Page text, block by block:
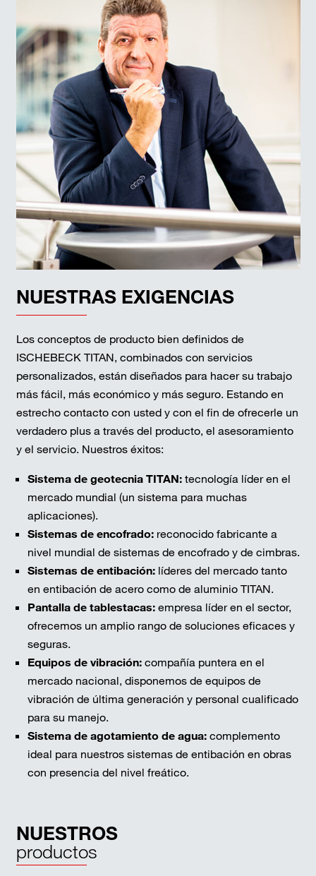
NUESTRAS EXIGENCIAS
Los conceptos de producto bien definidos de
ISCHEBECK TITAN, combinados con servicios
personalizados, están diseñados para hacer su trabajo
más fácil, más económico y más seguro. Estando en
estrecho contacto con usted y con el fin de ofrecerle un
verdadero plus a través del producto, el asesoramiento
y el servicio. Nuestros éxitos:
Sistema de geotecnia TITAN:tecnología líder en el
mercado mundial (un sistema para muchas
aplicaciones).
Sistemas de encofrado:reconocido fabricante a
nivel mundial de sistemas de encofrado y de cimbras.
Sistemas de entibación:líderes del mercado tanto
en entibación de acero como de aluminio TITAN.
Pantalla de tablestacas:empresa líder en el sector,
ofrecemos un amplio rango de soluciones eficaces y
seguras.
Equipos de vibración:compañía puntera en el
mercado nacional, disponemos de equipos de
vibración de última generación y personal cualificado
para su manejo.
Sistema de agotamiento de agua:complemento
ideal para nuestros sistemas de entibación en obras
con presencia del nivel freático.
NUESTROS
productos